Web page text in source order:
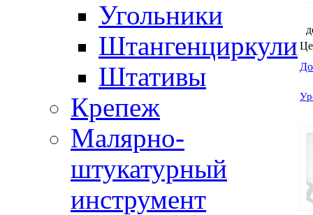
Угольники
Штангенциркули
Штативы
Крепеж
Малярно-
штукатурный
инструмент